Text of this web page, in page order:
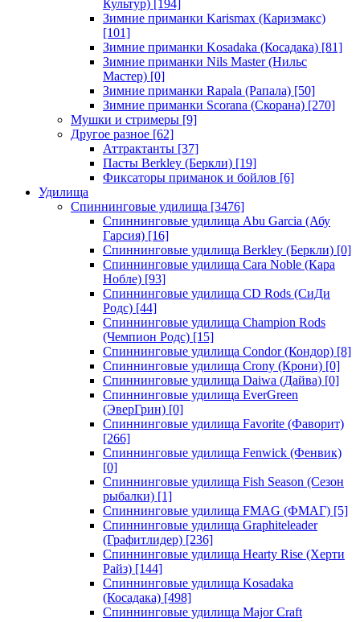
Культур) [194]
Зимние приманки Karismax (Каризмакс)
[101]
Зимние приманки Kosadaka (Косадака) [81]
Зимние приманки Nils Master (Нильс
Мастер) [0]
Зимние приманки Rapala (Рапала) [50]
Зимние приманки Scorana (Скорана) [270]
Мушки и стримеры [9]
Другое разное [62]
Аттрактанты [37]
Пасты Berkley (Беркли) [19]
Фиксаторы приманок и бойлов [6]
Удилища
Спиннинговые удилища [3476]
Спиннинговые удилища Abu Garcia (Абу
Гарсия) [16]
Спиннинговые удилища Berkley (Беркли) [0]
Спиннинговые удилища Cara Noble (Кара
Нобле) [93]
Спиннинговые удилища CD Rods (СиДи
Родс) [44]
Спиннинговые удилища Champion Rods
(Чемпион Родс) [15]
Спиннинговые удилища Condor (Кондор) [8]
Спиннинговые удилища Crony (Крони) [0]
Спиннинговые удилища Daiwa (Дайва) [0]
Спиннинговые удилища EverGreen
(ЭверГрин) [0]
Спиннинговые удилища Favorite (Фаворит)
[266]
Спиннинговые удилища Fenwick (Фенвик)
[0]
Спиннинговые удилища Fish Season (Сезон
рыбалки) [1]
Спиннинговые удилища FMAG (ФМАГ) [5]
Спиннинговые удилища Graphiteleader
(Графитлидер) [236]
Спиннинговые удилища Hearty Rise (Херти
Райз) [144]
Спиннинговые удилища Kosadaka
(Косадака) [498]
Спиннинговые удилища Major Craft